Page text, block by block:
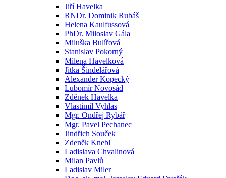
Jiří Havelka
RNDr. Dominik Rubáš
Helena Kaulfussová
PhDr. Miloslav Gála
Miluška Bulířová
Stanislav Pokorný
Milena Havelková
Jitka Šindelářová
Alexander Kopecký
Lubomír Novosád
Zděnek Havelka
Vlastimil Vyhlas
Mgr. Ondřej Rybář
Mgr. Pavel Pechanec
Jindřich Souček
Zdeněk Knebl
Ladislava Chvalinová
Milan Pavlů
Ladislav Miler